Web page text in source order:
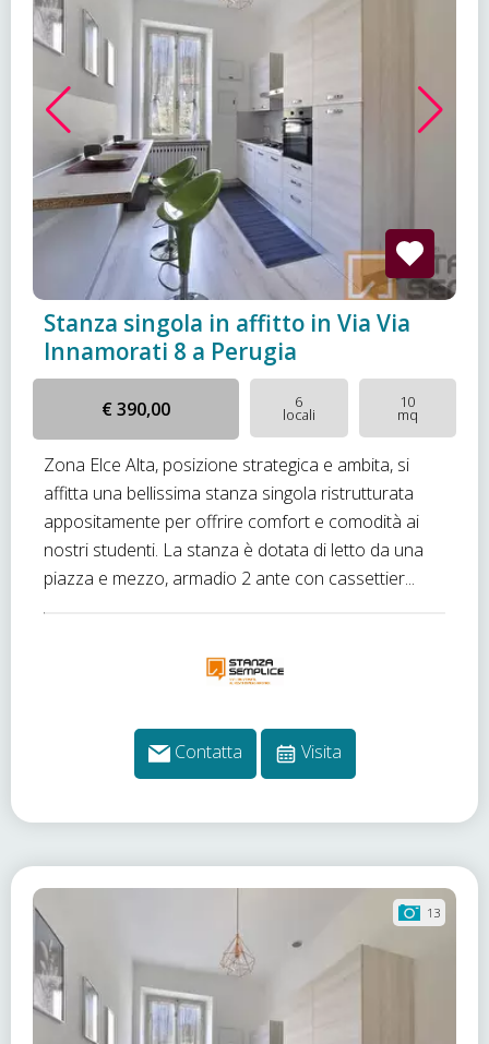
Stanza singola in affitto in Via Via
Innamorati 8 a Perugia
€ 390,00 6
locali
10
mq
Zona Elce Alta, posizione strategica e ambita, si
affitta una bellissima stanza singola ristrutturata
appositamente per offrire comfort e comodità ai
nostri studenti. La stanza è dotata di letto da una
piazza e mezzo, armadio 2 ante con cassettier...
Contatta Visita
13